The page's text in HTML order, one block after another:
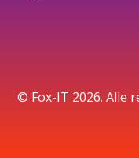
© Fox-IT 2026. Alle